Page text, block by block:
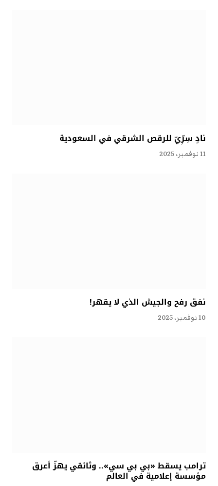
نادٍ سِرِّيّ للرقص الشرقي في السعودية
11 نوفمبر، 2025
نفق رفح والجيش الذي لا يقهر!
10 نوفمبر، 2025
ترامب يسقط «بي بي سي».. وثائقي يهزّ أعرق
مؤسسة إعلامية في العالم